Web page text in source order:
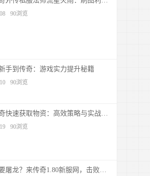
90浏览
手到传奇：游戏实力提升秘籍
90浏览
传奇快速获取物资：高效策略与实战技巧
90浏览
想要屠龙？来传奇1.80新服网，击败暗之触龙神吧！